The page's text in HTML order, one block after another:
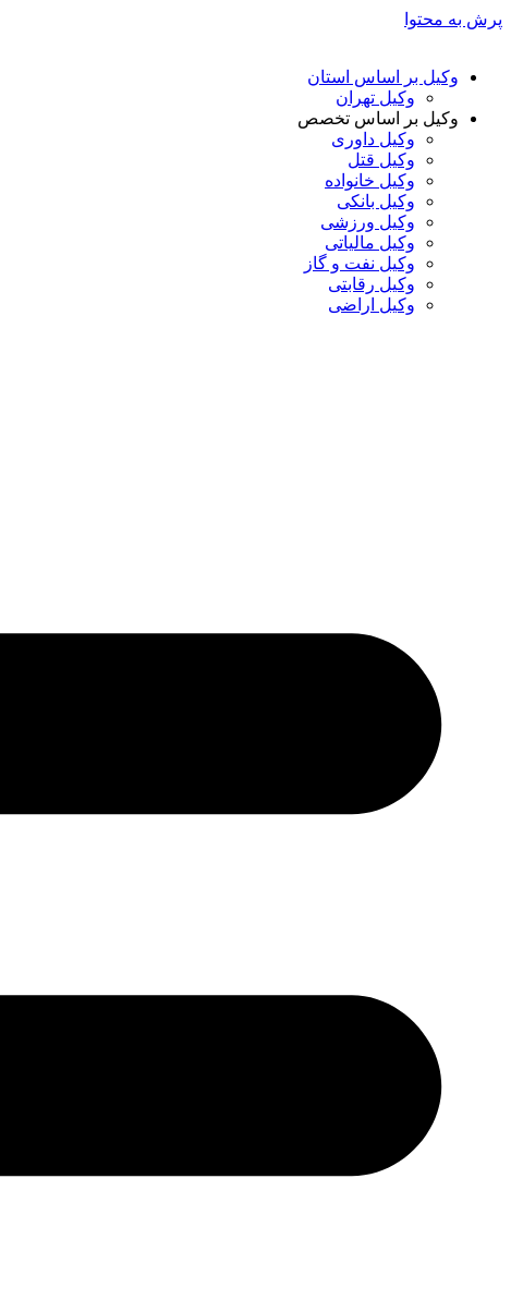
پرش به محتوا
وکیل بر اساس استان
وکیل تهران
وکیل بر اساس تخصص
وکیل داوری
وکیل قتل
وکیل خانواده
وکیل بانکی
وکیل ورزشی
وکیل مالیاتی
وکیل نفت و گاز
وکیل رقابتی
وکیل اراضی